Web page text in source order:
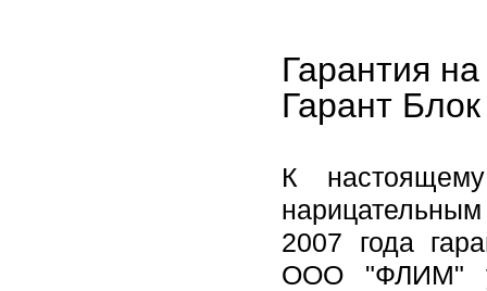
Гарантия
Гарант
К
2007 года
ООО "ФЛИМ"